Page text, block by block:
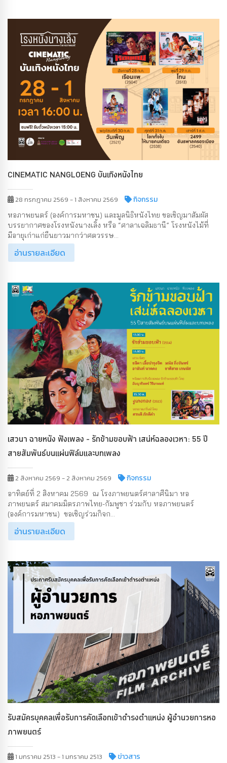
CINEMATIC NANGLOENG บันเทิงหนังไทย
28 กรกฎาคม 2569 - 1 สิงหาคม 2569 กิจกรรม
หอภาพยนตร์ (องค์การมหาชน) และมูลนิธิหนังไทย ขอเชิญมาสัมผัส
บรรยากาศของโรงหนังนางเลิ้ง หรือ “ศาลาเฉลิมธานี” โรงหนังไม้ที่
มีอายุเก่าแก่ยืนยาวมากว่าศตวรรษ...
อ่านรายละเอียด
เสวนา ฉายหนัง ฟังเพลง - รักข้ามขอบฟ้า เสน่ห์ฉลองเวหา: 55 ปี
สายสัมพันธ์บนแผ่นฟิล์มและบทเพลง
2 สิงหาคม 2569 - 2 สิงหาคม 2569 กิจกรรม
อาทิตย์ที่ 2 สิงหาคม 2569 ณ โรงภาพยนตร์ศาลาศีนิมา หอ
ภาพยนตร์ สมาคมมิตรภาพไทย-กัมพูชา ร่วมกับ หอภาพยนตร์
(องค์การมหาชน) ขอเชิญร่วมกิจก...
อ่านรายละเอียด
รับสมัครบุคคลเพื่อรับการคัดเลือกเข้าดำรงตำแหน่ง ผู้อำนวยการหอ
ภาพยนตร์
1 มกราคม 2513 - 1 มกราคม 2513 ข่าวสาร